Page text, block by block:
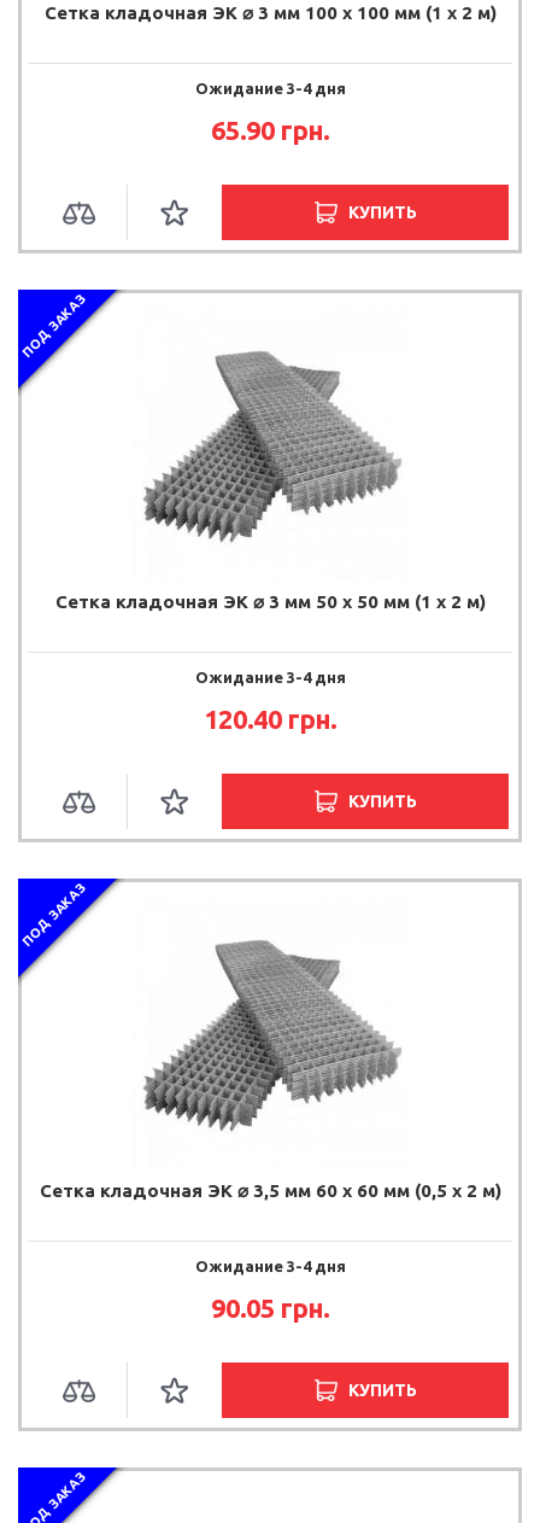
Сетка кладочная ЭК ⌀ 3 мм 100 х 100 мм (1 х 2 м)
Ожидание 3-4 дня
65.90 грн.
КУПИТЬ
ПОД ЗАКАЗ
Сетка кладочная ЭК ⌀ 3 мм 50 х 50 мм (1 х 2 м)
Ожидание 3-4 дня
120.40 грн.
КУПИТЬ
ПОД ЗАКАЗ
Сетка кладочная ЭК ⌀ 3,5 мм 60 х 60 мм (0,5 х 2 м)
Ожидание 3-4 дня
90.05 грн.
КУПИТЬ
ПОД ЗАКАЗ